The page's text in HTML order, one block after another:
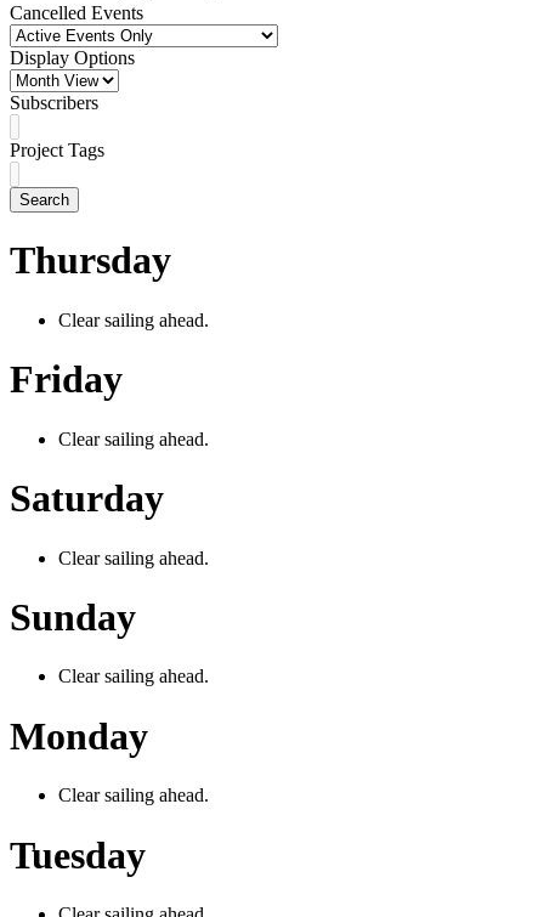
Cancelled Events
Display Options
Subscribers
Project Tags
Search
Thursday
Clear sailing ahead.
Friday
Clear sailing ahead.
Saturday
Clear sailing ahead.
Sunday
Clear sailing ahead.
Monday
Clear sailing ahead.
Tuesday